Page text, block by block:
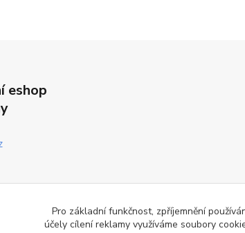
eshop
Pro základní funkčnost, zpříjemnění
účely cílení reklamy využíváme soubory